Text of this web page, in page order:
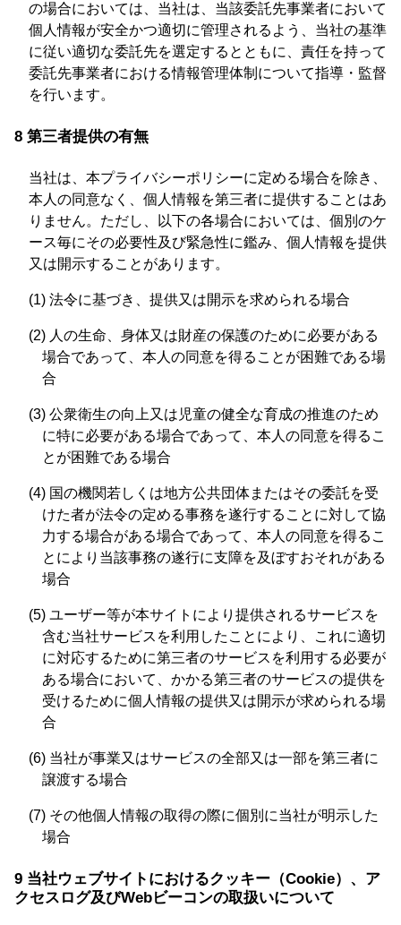
の場合においては、当社は、当該委託先事業者において
個人情報が安全かつ適切に管理されるよう、当社の基準
に従い適切な委託先を選定するとともに、責任を持って
委託先事業者における情報管理体制について指導・監督
を行います。
8 第三者提供の有無
当社は、本プライバシーポリシーに定める場合を除き、
本人の同意なく、個人情報を第三者に提供することはあ
りません。ただし、以下の各場合においては、個別のケ
ース毎にその必要性及び緊急性に鑑み、個人情報を提供
又は開示することがあります。
(1) 法令に基づき、提供又は開示を求められる場合
(2) 人の生命、身体又は財産の保護のために必要がある
場合であって、本人の同意を得ることが困難である場
合
(3) 公衆衛生の向上又は児童の健全な育成の推進のため
に特に必要がある場合であって、本人の同意を得るこ
とが困難である場合
(4) 国の機関若しくは地方公共団体またはその委託を受
けた者が法令の定める事務を遂行することに対して協
力する場合がある場合であって、本人の同意を得るこ
とにより当該事務の遂行に支障を及ぼすおそれがある
場合
(5) ユーザー等が本サイトにより提供されるサービスを
含む当社サービスを利用したことにより、これに適切
に対応するために第三者のサービスを利用する必要が
ある場合において、かかる第三者のサービスの提供を
受けるために個人情報の提供又は開示が求められる場
合
(6) 当社が事業又はサービスの全部又は一部を第三者に
譲渡する場合
(7) その他個人情報の取得の際に個別に当社が明示した
場合
9 当社ウェブサイトにおけるクッキー（Cookie）、ア
クセスログ及びWebビーコンの取扱いについて